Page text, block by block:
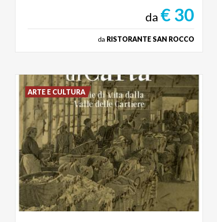
da € 30
da RISTORANTE SAN ROCCO
ARTE E CULTURA